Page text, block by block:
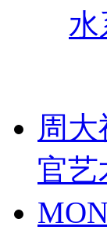
水
周
官艺